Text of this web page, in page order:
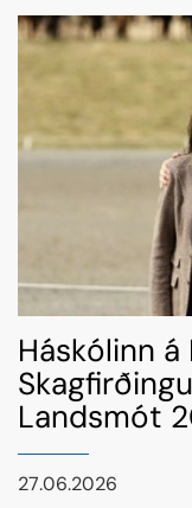
hafa verið
Háskólinn
Landsmót
27.06.2026